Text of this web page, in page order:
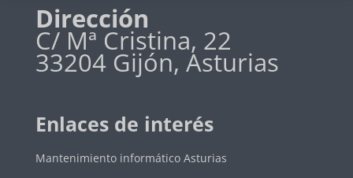
Dirección
C/ Mª Cristina, 22
33204 Gijón, Asturias
Enlaces de interés
Mantenimiento informático Asturias